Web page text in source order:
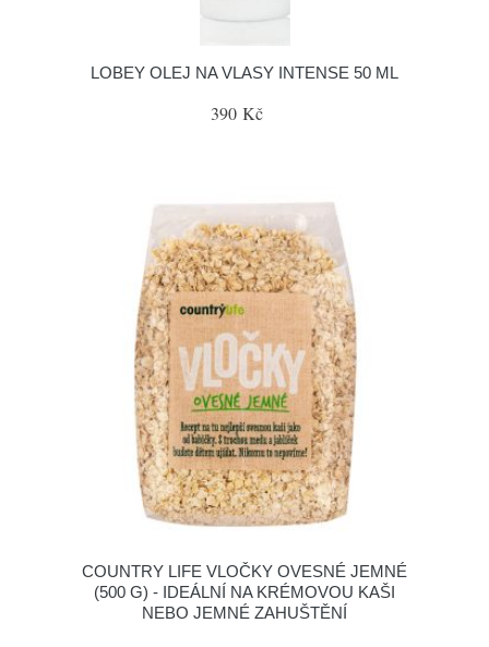
LOBEY OLEJ NA VLASY INTENSE 50 ML
390 Kč
COUNTRY LIFE VLOČKY OVESNÉ JEMNÉ
(500 G) - IDEÁLNÍ NA KRÉMOVOU KAŠI
NEBO JEMNÉ ZAHUŠTĚNÍ